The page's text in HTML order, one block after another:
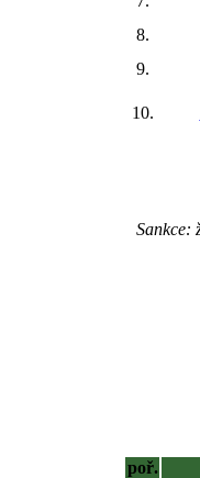
8.
9.
10.
Sankce:
poř.